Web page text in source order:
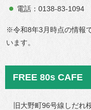
電話：0138-83-1094
※令和8年3月時点の情報
います。
FREE 80s CAFE
旧大野町96号線しだれ